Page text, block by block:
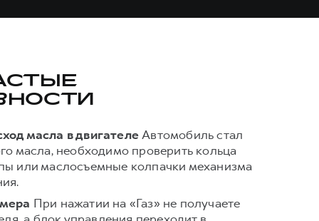
масла в двигателеАвтомобиль стал
масла, необходимо проверить кольца
или маслосъемные колпачки механизма
При нажатии на «Газ» не получаете